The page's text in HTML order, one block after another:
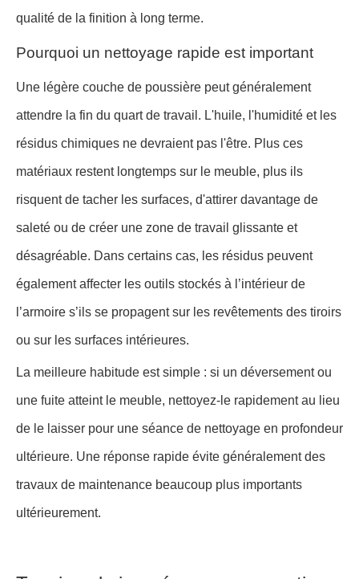
qualité de la finition à long terme.
Pourquoi un nettoyage rapide est important
Une légère couche de poussière peut généralement
attendre la fin du quart de travail. L'huile, l'humidité et les
résidus chimiques ne devraient pas l'être. Plus ces
matériaux restent longtemps sur le meuble, plus ils
risquent de tacher les surfaces, d'attirer davantage de
saleté ou de créer une zone de travail glissante et
désagréable. Dans certains cas, les résidus peuvent
également affecter les outils stockés à l’intérieur de
l’armoire s’ils se propagent sur les revêtements des tiroirs
ou sur les surfaces intérieures.
La meilleure habitude est simple : si un déversement ou
une fuite atteint le meuble, nettoyez-le rapidement au lieu
de le laisser pour une séance de nettoyage en profondeur
ultérieure. Une réponse rapide évite généralement des
travaux de maintenance beaucoup plus importants
ultérieurement.